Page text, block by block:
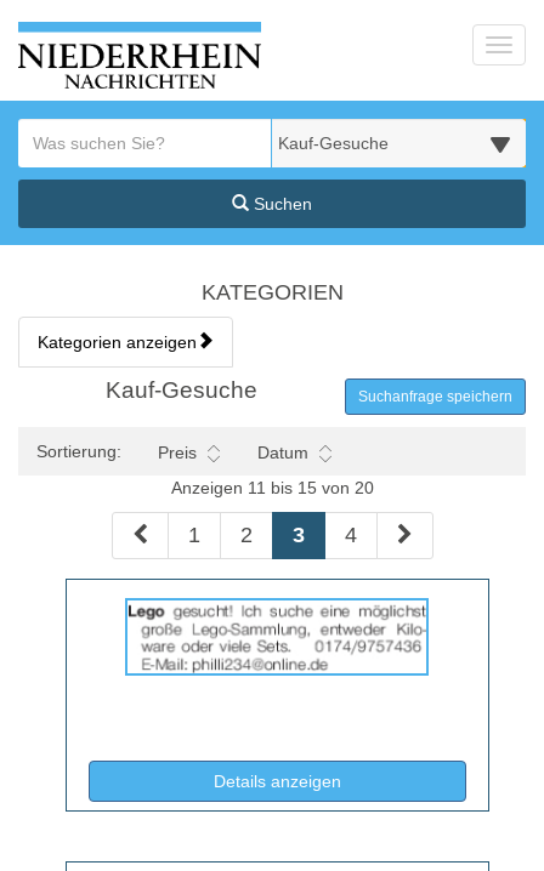
Suchen
Kategorien & Anzeigen
KATEGORIEN
Kategorien anzeigen
Bedienhinweis: Navigieren Sie mit Tab (Shift+Tab zurück).
Rubrik:
Kauf-Gesuche Suchanfrage speichern
Sortierung: Preis
Datum
Anzeigen 11 bis 15 von 20
1 2 3 4
der
Anzeige
2064676
Details anzeigen(ID: 2064676)